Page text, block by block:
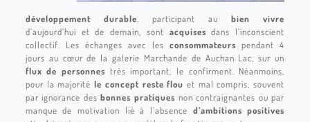
développement durable , participant aubien vivre
d’aujourd’hui et de demain, sont acquises dans l’inconscient
collectif. Les échanges avec les consommateurs pendant 4
jours au cœur de la galerie Marchande de Auchan Lac, sur un
flux de personnes très important, le confirment. Néanmoins,
pour la majoritéle concept reste flou et mal compris, souvent
par ignorance des bonnes pratiques non contraignantes ou par
manque de motivation lié à l’absence d’ambitions positives